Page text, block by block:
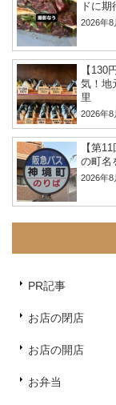
ドに
2026年8
【130
気！地
里
2026年8
【第
の町名
2026年8
PR記事
お店の閉店
お店の開店
お弁当